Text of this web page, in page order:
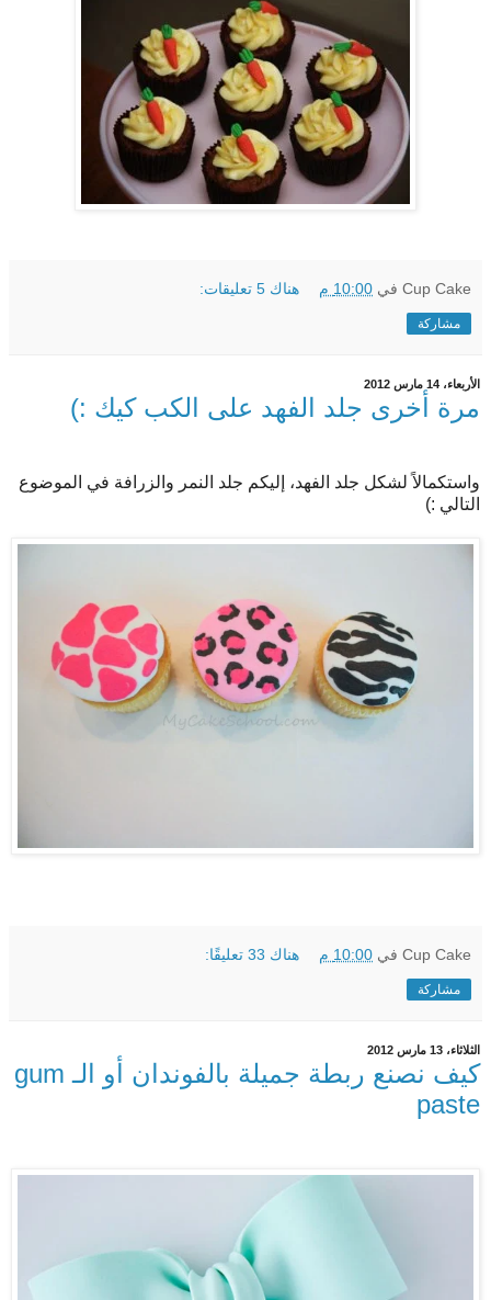
Cup Cake في 10:00 م هناك 5 تعليقات:
مشاركة
الأربعاء، 14 مارس 2012
مرة أخرى جلد الفهد على الكب كيك :)
واستكمالاً لشكل جلد الفهد، إليكم جلد النمر والزرافة في الموضوع
التالي :)
Cup Cake في 10:00 م هناك 33 تعليقًا:
مشاركة
الثلاثاء، 13 مارس 2012
كيف نصنع ربطة جميلة بالفوندان أو الـ gum
paste